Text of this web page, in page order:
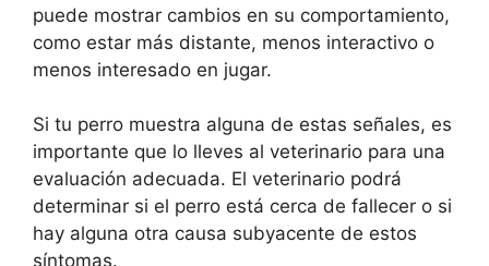
puede mostrar cambios en su comportamiento,
como estar más distante, menos interactivo o
menos interesado en jugar.
Si tu perro muestra alguna de estas señales, es
importante que lo lleves al veterinario para una
evaluación adecuada. El veterinario podrá
determinar si el perro está cerca de fallecer o si
hay alguna otra causa subyacente de estos
síntomas.